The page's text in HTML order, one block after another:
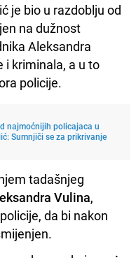
je bio u razdoblju od
na dužnost
Aleksandra
i kriminala, a u to
policije.
najmoćnijih policajaca u
Sumnjiči se za prikrivanje
tadašnjeg
Vulina,
da bi nakon